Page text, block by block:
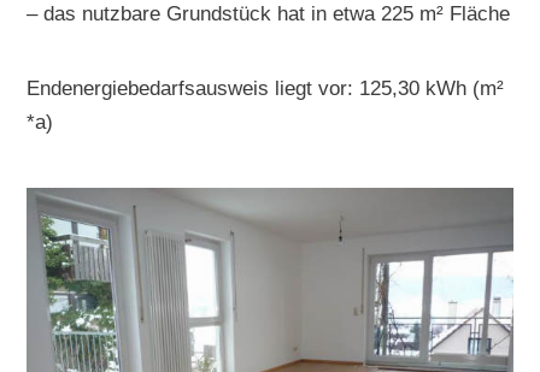
– das nutzbare Grundstück hat in etwa 225 m² Fläche
Endenergiebedarfsausweis liegt vor: 125,30 kWh (m²
*a)